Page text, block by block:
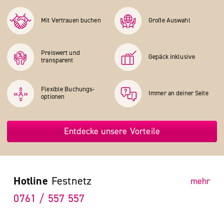
Mit Vertrauen buchen Große Auswahl
Preiswert und
transparent
Gepäck inklusive
Flexible Buchungs­
optionen
Immer an deiner Seite
Entdecke unsere Vorteile
Hotline Festnetz mehr
0761 / 557 557